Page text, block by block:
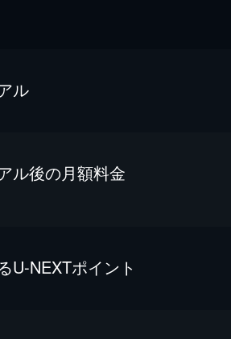
ル
ル後の⽉額料金
U-NEXTポイント